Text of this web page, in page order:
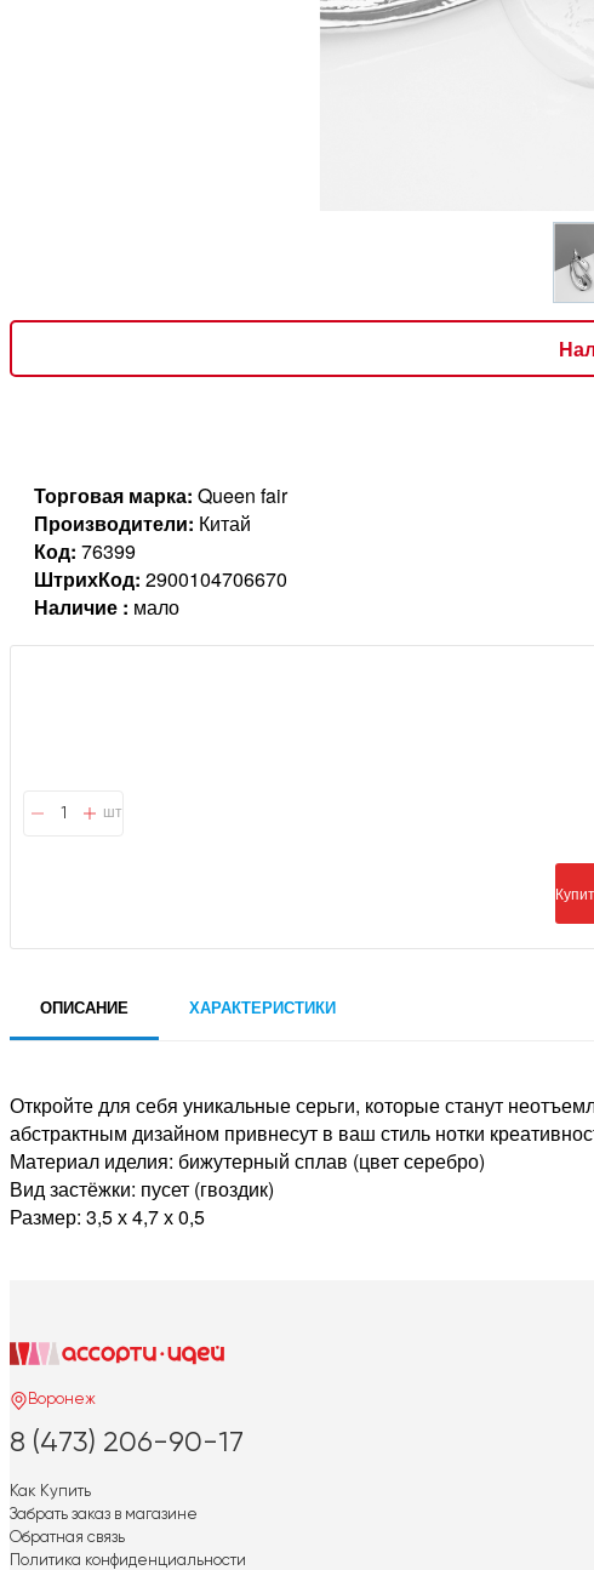
Торговая марка: Queen fair
Производители: Китай
Код: 76399
ШтрихКод: 2900104706670
Наличие : мало
шт
ОПИСАНИЕ ХАРАКТЕРИСТИКИ
Откройте для себя уникальные серьги, которые станут
абстрактным дизайном привнесут в ваш стиль нотки
Материал иделия: бижутерный сплав (цвет серебро)
Вид застёжки: пусет (гвоздик)
Размер: 3,5 х 4,7 х 0,5
Воронеж
8 (473) 206-90-17
Как Купить
Забрать заказ в магазине
Обратная связь
Политика конфиденциальности